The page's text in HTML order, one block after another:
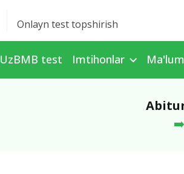
Onlayn test topshirish
UzBMB test Imtihonlar
➡️